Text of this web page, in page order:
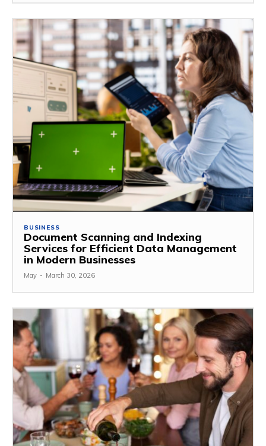
BUSINESS
Document Scanning and Indexing
Services for Efficient Data Management
in Modern Businesses
May - March 30, 2026